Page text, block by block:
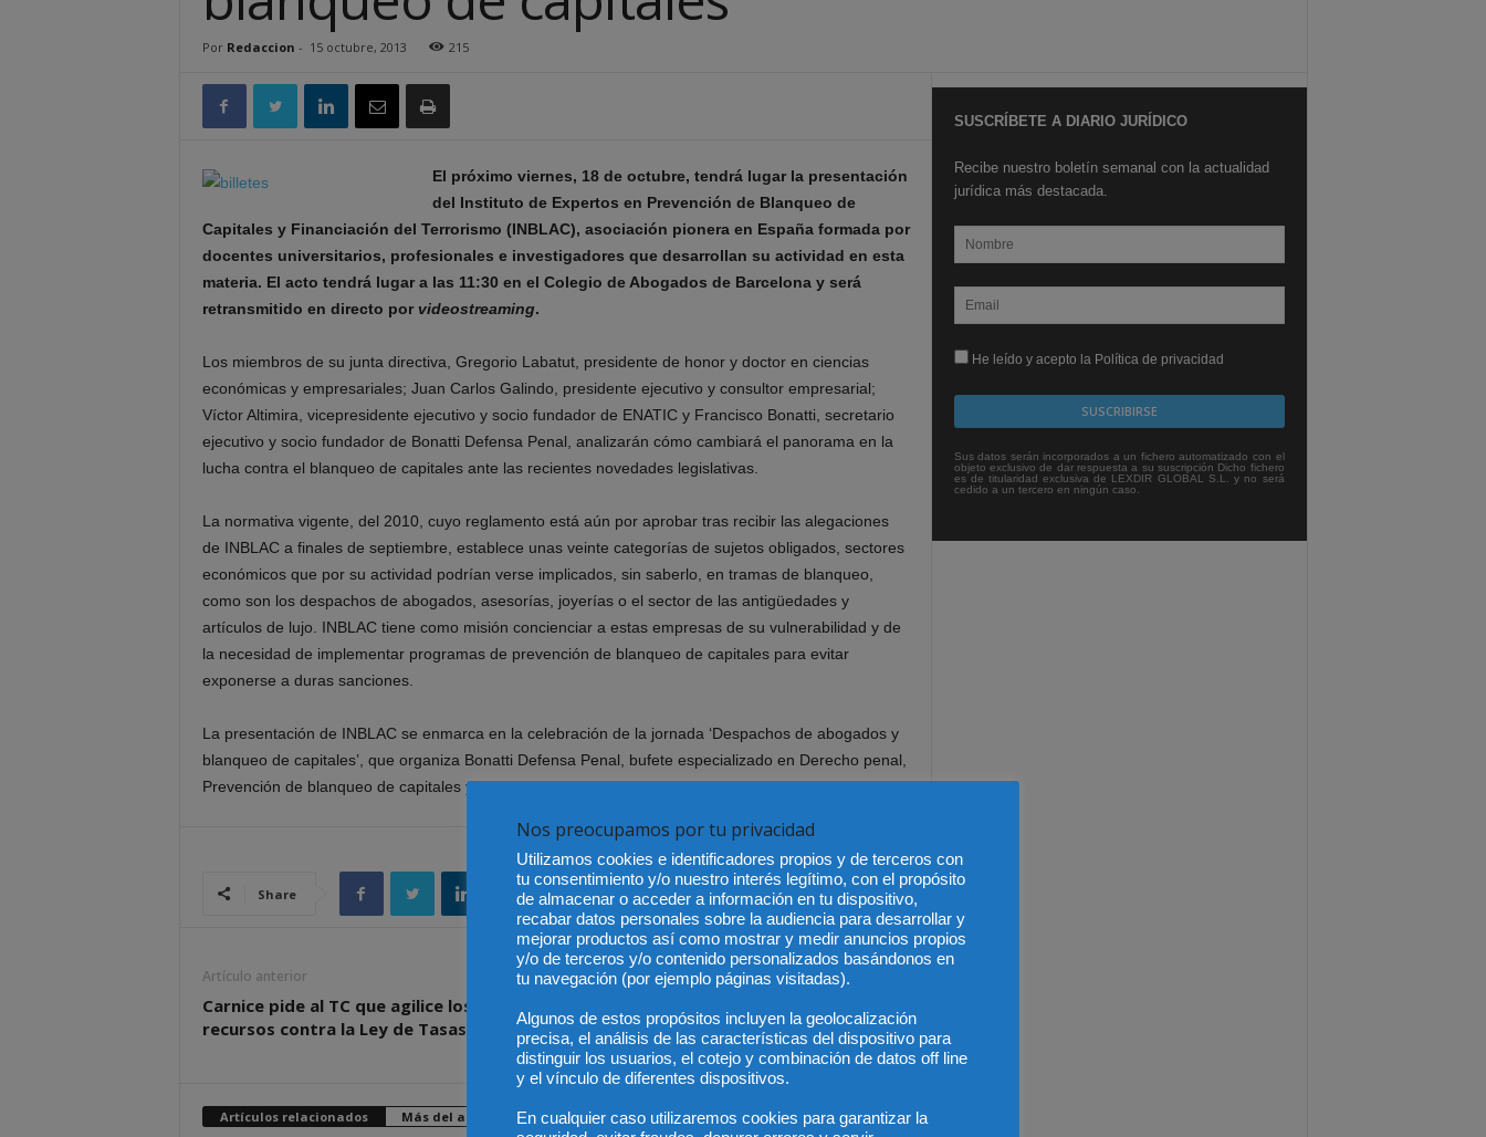
Por Redaccion - 15 octubre, 2013 215
El próximo viernes, 18 de octubre, tendrá lugar la presentación
del Instituto de Expertos en Prevención de Blanqueo de
Capitales y Financiación del Terrorismo (INBLAC), asociación pionera en España formada por
docentes universitarios, profesionales e investigadores que desarrollan su actividad en esta
materia. El acto tendrá lugar a las 11:30 en el Colegio de Abogados de Barcelona y será
retransmitido en directo por videostreaming.
Los miembros de su junta directiva, Gregorio Labatut, presidente de honor y doctor en ciencias
económicas y empresariales; Juan Carlos Galindo, presidente ejecutivo y consultor empresarial;
Víctor Altimira, vicepresidente ejecutivo y socio fundador de ENATIC y Francisco Bonatti, secretario
ejecutivo y socio fundador de Bonatti Defensa Penal, analizarán cómo cambiará el panorama en la
lucha contra el blanqueo de capitales ante las recientes novedades legislativas.
La normativa vigente, del 2010, cuyo reglamento está aún por aprobar tras recibir las alegaciones
de INBLAC a finales de septiembre, establece unas veinte categorías de sujetos obligados, sectores
económicos que por su actividad podrían verse implicados, sin saberlo, en tramas de blanqueo,
como son los despachos de abogados, asesorías, joyerías o el sector de las antigüedades y
artículos de lujo. INBLAC tiene como misión concienciar a estas empresas de su vulnerabilidad y de
la necesidad de implementar programas de prevención de blanqueo de capitales para evitar
exponerse a duras sanciones.
La presentación de INBLAC se enmarca en la celebración de la jornada ‘Despachos de abogados y
blanqueo de capitales’, que organiza Bonatti Defensa Penal, bufete especializado en Derecho penal,
Prevención de blanqueo de capitales y Propiedad intelectual.
Share
Artículo anterior
Carnice pide al TC que agilice los
recursos contra la Ley de Tasas
Artículo siguiente
de emprendedores
Artículos relacionados Más del autor
SUSCRÍBETE A DIARIO JURÍDICO
Recibe nuestro boletín semanal con la actualidad
jurídica más destacada.
He leído y acepto la Política de privacidad
Sus datos serán incorporados a un fichero automatizado con el
objeto exclusivo de dar respuesta a su suscripción Dicho fichero
es de titularidad exclusiva de LEXDIR GLOBAL S.L. y no será
cedido a un tercero en ningún caso.
Nos preocupamos por tu privacidad
Utilizamos cookies e identificadores propios y de terceros con
tu consentimiento y/o nuestro interés legítimo, con el propósito
de almacenar o acceder a información en tu dispositivo,
recabar datos personales sobre la audiencia para desarrollar y
mejorar productos así como mostrar y medir anuncios propios
y/o de terceros y/o contenido personalizados basándonos en
tu navegación (por ejemplo páginas visitadas).
Algunos de estos propósitos incluyen la geolocalización
precisa, el análisis de las características del dispositivo para
distinguir los usuarios, el cotejo y combinación de datos off line
y el vínculo de diferentes dispositivos.
En cualquier caso utilizaremos cookies para garantizar la